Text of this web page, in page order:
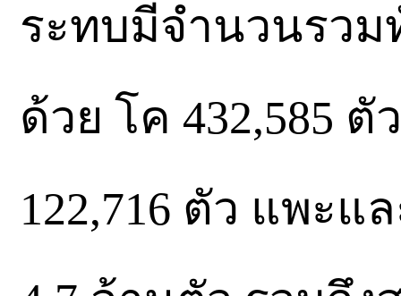
ระทบมีจำนวนรวม
ด้วย โค 432,585 ตั
122,716 ตัว แพะแ